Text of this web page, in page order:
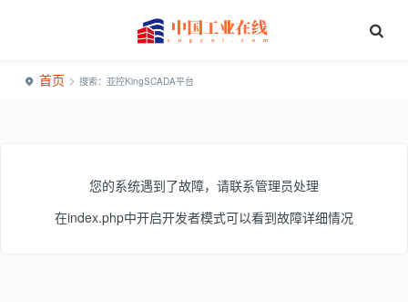
首页 > 搜索：亚控KingSCADA平台
您的系统遇到了故障，请联系管理员处理
在index.php中开启开发者模式可以看到故障详细情况